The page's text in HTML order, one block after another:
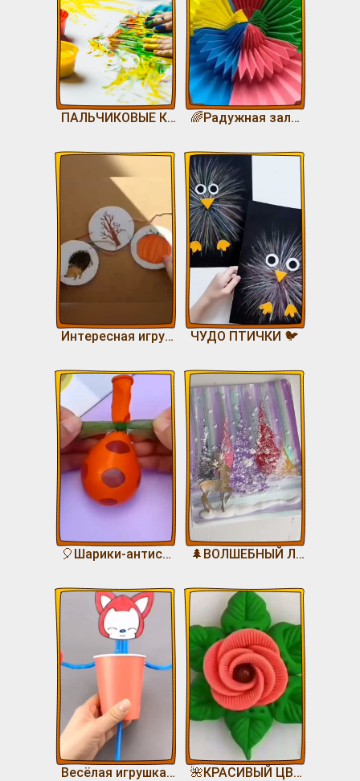
ПАЛЬЧИКОВЫЕ КРАСКИ БЫСТРО И ПРОСТО🎨🎨🎨 🌈Радужная залипательная игрушка🌈
Интересная игрушка ЗАНИМАШКА ЧУДО ПТИЧКИ 🐦
🎈Шарики-антистресс🎈 🌲ВОЛШЕБНЫЙ ЛЕС🌲
Весёлая игрушка 😊 🌺КРАСИВЫЙ ЦВЕТОК🌺